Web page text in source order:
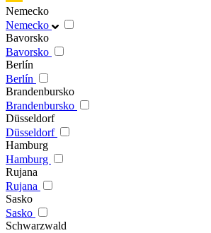
Nemecko
Nemecko
Bavorsko
Bavorsko
Berlín
Berlín
Brandenbursko
Brandenbursko
Düsseldorf
Düsseldorf
Hamburg
Hamburg
Rujana
Rujana
Sasko
Sasko
Schwarzwald